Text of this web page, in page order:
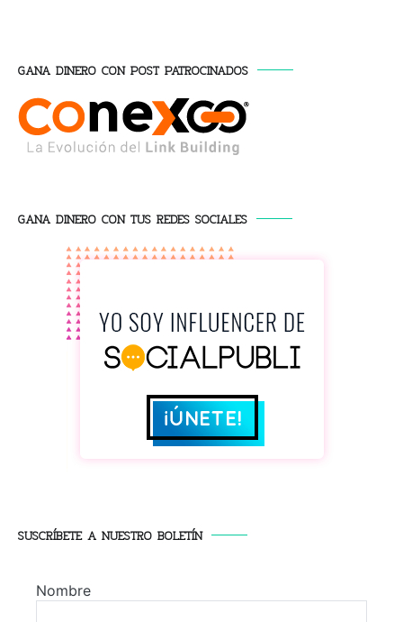
GANA DINERO CON POST PATROCINADOS
GANA DINERO CON TUS REDES SOCIALES
SUSCRÍBETE A NUESTRO BOLETÍN
Nombre